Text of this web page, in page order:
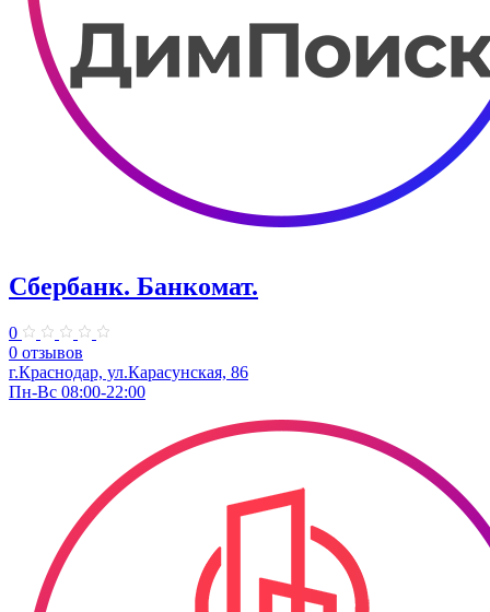
Сбербанк. Банкомат.
0
0 отзывов
г.Краснодар, ул.​​Карасунская, 86
Пн-Вс 08:00-22:00